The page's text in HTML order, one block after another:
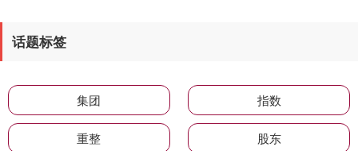
话题标签
集团 指数
重整 股东